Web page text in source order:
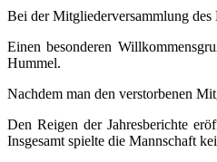
Bei der Mitgliederversammlung
Einen besonderen
Hummel.
Nachdem man den verstorbenen
Den Reigen der Jahresberichte
Insgesamt spielte die Mannschaft